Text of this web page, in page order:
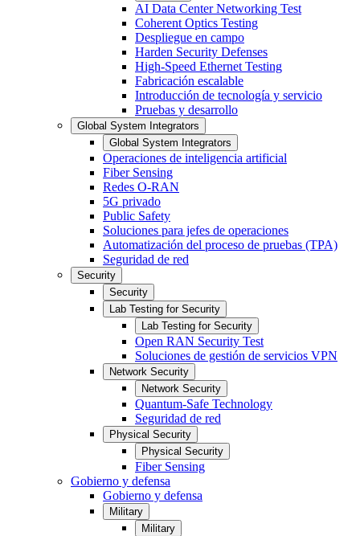
AI Data Center Networking Test
Coherent Optics Testing
Despliegue en campo
Harden Security Defenses
High-Speed Ethernet Testing
Fabricación escalable
Introducción de tecnología y servicio
Pruebas y desarrollo
Global System Integrators
Global System Integrators
Operaciones de inteligencia artificial
Fiber Sensing
Redes O-RAN
5G privado
Public Safety
Soluciones para jefes de operaciones
Automatización del proceso de pruebas (TPA)
Seguridad de red
Security
Security
Lab Testing for Security
Lab Testing for Security
Open RAN Security Test
Soluciones de gestión de servicios VPN
Network Security
Network Security
Quantum-Safe Technology
Seguridad de red
Physical Security
Physical Security
Fiber Sensing
Gobierno y defensa
Gobierno y defensa
Military
Military